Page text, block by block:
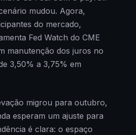
mudou. Agora,
do mercado,
Fed Watch do CME
manutenção dos juros no
3,50% a 3,75% em
migrou para outubro,
esperam um ajuste para
é clara: o espaço